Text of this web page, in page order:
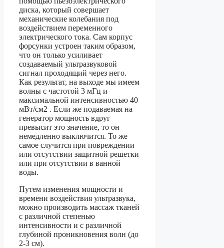
диска, который совершает
механические колебания под
воздействием переменного
электрического тока. Сам корпус
форсунки устроен таким образом,
что он только усиливает
создаваемый ультразвуковой
сигнал проходящий через него.
Как результат, на выходе мы имеем
волны с частотой 3 мГц и
максимальной интенсивностью 40
мВт/см2 . Если же подаваемая на
генератор мощность вдруг
превысит это значение, то он
немедленно выключится. То же
самое случится при повреждении
или отсутствии защитной решетки
или при отсутствии в ванной
воды.
Путем изменения мощности и
времени воздействия ультразвука,
можно производить массаж тканей
с различной степенью
интенсивности и с различной
глубиной проникновения волн (до
2-3 см).